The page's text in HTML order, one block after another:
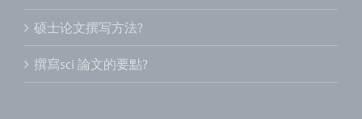
硕士论文撰写方法?
撰寫sci 論文的要點?